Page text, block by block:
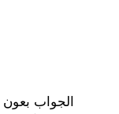
الجواب